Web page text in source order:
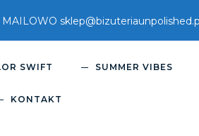
SWIFT SUMMER VIBES
KONTAKT